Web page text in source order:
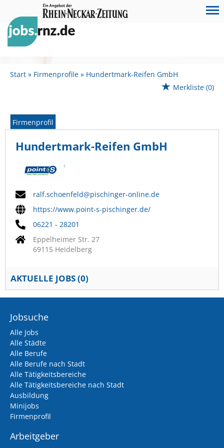
Start Firmenprofile
Hundertmark-Reifen GmbH
Merkliste (0)
Firmenprofil
Hundertmark-Reifen GmbH
ralf.schoenfeld@pischinger-online.de
https://www.point-s-pischinger.de/
06221 - 28201
Eppelheimer Str. 27
69115 Heidelberg
AKTUELLE JOBS (0)
Jobsuche
Alle Jobs
Alle Städte
Alle Berufe
Alle Berufe nach Stadt
Alle Tätigkeitsbereiche
Alle Tätigkeitsbereiche nach Stadt
Ausbildung
Minijobs
Firmenprofil
Arbeitgeber